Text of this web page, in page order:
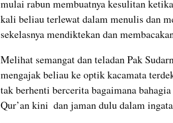
mulai rabun membuatnya kesulitan
kali beliau terlewat dalam menulis dan
sekelasnya mendiktekan dan
Melihat semangat dan teladan Pak
mengajak beliau ke optik kacamata
tak berhenti bercerita bagaimana
Qur’an kini  dan jaman dulu dalam